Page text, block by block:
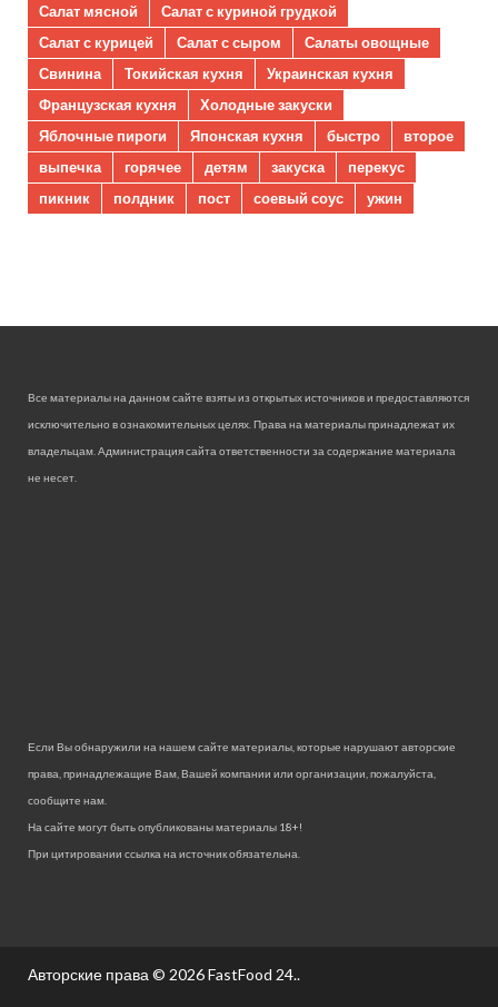
Салат мясной
Салат с куриной грудкой
Салат с курицей
Салат с сыром
Салаты овощные
Свинина
Токийская кухня
Украинская кухня
Французская кухня
Холодные закуски
Яблочные пироги
Японская кухня быстро
второе
выпечка
горячее детям закуска
перекус
пикник
полдник пост соевый соус ужин
Все материалы на данном сайте взяты из открытых источников и предоставляются
исключительно в ознакомительных целях. Права на материалы принадлежат их
владельцам. Администрация сайта ответственности за содержание материала
не несет.
Если Вы обнаружили на нашем сайте материалы, которые нарушают авторские
права, принадлежащие Вам, Вашей компании или организации, пожалуйста,
сообщите нам.
На сайте могут быть опубликованы материалы 18+!
При цитировании ссылка на источник обязательна.
Авторские права © 2026FastFood 24..